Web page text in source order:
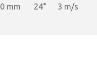
0 mm 24° 3 m/s